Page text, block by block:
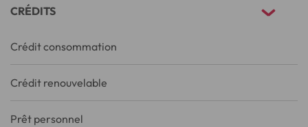
CRÉDITS
Crédit consommation
Crédit renouvelable
Prêt personnel